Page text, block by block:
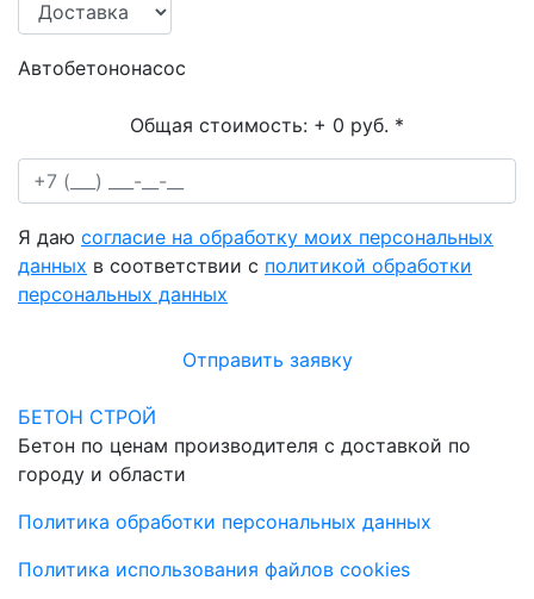
Автобетононасос
Общая стоимость: + 0 руб. *
Я даю согласие на обработку моих персональных
данных в соответствии с политикой обработки
персональных данных
Отправить заявку
БЕТОН СТРОЙ
Бетон по ценам производителя с доставкой по
городу и области
Политика обработки персональных данных
Политика использования файлов cookies